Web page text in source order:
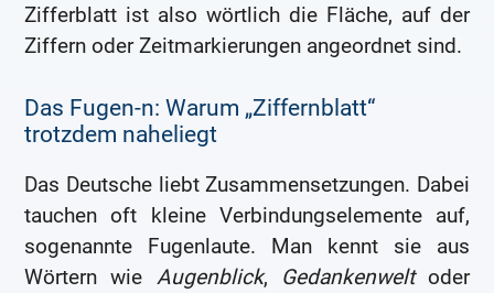
Zifferblatt ist also wörtlich die Fläche, auf der
Ziffern oder Zeitmarkierungen angeordnet sind.
Das Fugen-n: Warum „Ziffernblatt“
trotzdem naheliegt
Das Deutsche liebt Zusammensetzungen. Dabei
tauchen oft kleine Verbindungselemente auf,
sogenannte Fugenlaute. Man kennt sie aus
Wörtern wie Augenblick, Gedankenweltoder